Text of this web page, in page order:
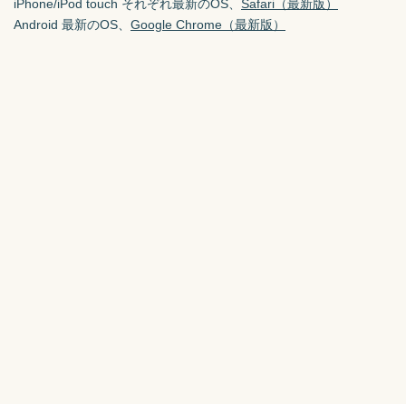
iPhone/iPod touch それぞれ最新のOS、 Safari（最新版）
Android 最新のOS、 Google Chrome（最新版）